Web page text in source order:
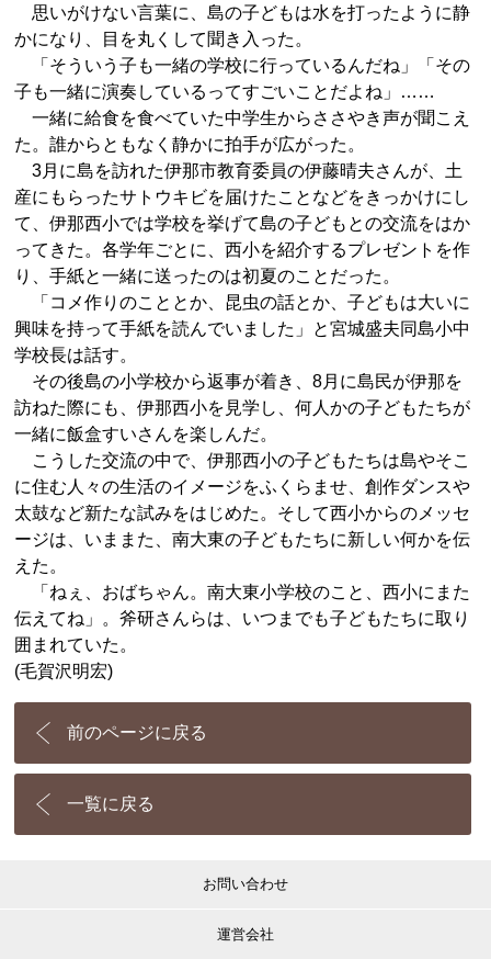
思いがけない言葉に、島の子どもは水を打ったように静
かになり、目を丸くして聞き入った。
「そういう子も一緒の学校に行っているんだね」「その
子も一緒に演奏しているってすごいことだよね」……
一緒に給食を食べていた中学生からささやき声が聞こえ
た。誰からともなく静かに拍手が広がった。
3月に島を訪れた伊那市教育委員の伊藤晴夫さんが、土
産にもらったサトウキビを届けたことなどをきっかけにし
て、伊那西小では学校を挙げて島の子どもとの交流をはか
ってきた。各学年ごとに、西小を紹介するプレゼントを作
り、手紙と一緒に送ったのは初夏のことだった。
「コメ作りのこととか、昆虫の話とか、子どもは大いに
興味を持って手紙を読んでいました」と宮城盛夫同島小中
学校長は話す。
その後島の小学校から返事が着き、8月に島民が伊那を
訪ねた際にも、伊那西小を見学し、何人かの子どもたちが
一緒に飯盒すいさんを楽しんだ。
こうした交流の中で、伊那西小の子どもたちは島やそこ
に住む人々の生活のイメージをふくらませ、創作ダンスや
太鼓など新たな試みをはじめた。そして西小からのメッセ
ージは、いままた、南大東の子どもたちに新しい何かを伝
えた。
「ねぇ、おばちゃん。南大東小学校のこと、西小にまた
伝えてね」。斧研さんらは、いつまでも子どもたちに取り
囲まれていた。
(毛賀沢明宏)
前のページに戻る
一覧に戻る
お問い合わせ
運営会社